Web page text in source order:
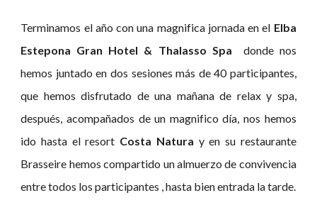
Terminamos el año con una magnifica jornada en el Elba
Estepona Gran Hotel & Thalasso Spa
donde nos
hemos juntado en dos sesiones más de 40 participantes,
que hemos disfrutado de una mañana de relax y spa,
después, acompañados de un magnifico día, nos hemos
ido hasta el resort Costa Natura y en su restaurante
Brasseire hemos compartido un almuerzo de convivencia
entre todos los participantes , hasta bien entrada la tarde.